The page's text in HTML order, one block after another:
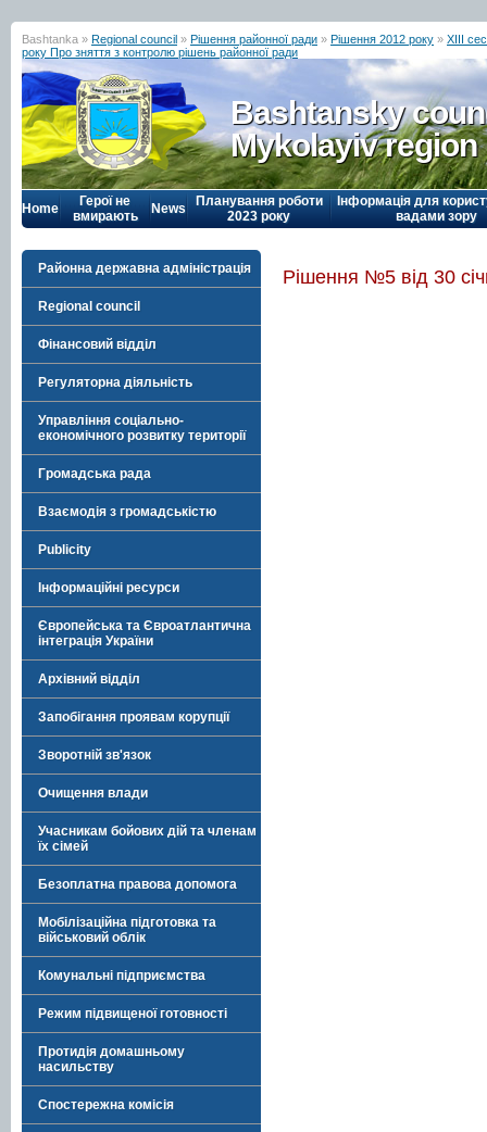
Bashtanka » Regional council » Рішення районної ради » Рішення 2012 року » ХІІІ
року Про зняття з контролю рішень районної ради
Bashtansky
Mykolayiv region
Home
Герої не
вмирають
News
Планування роботи
2023 року
Інформація для
вадами зору
Районна державна адміністрація
Regional council
Фінансовий відділ
Регуляторна діяльність
Управління соціально-
економічного розвитку території
Громадська рада
Взаємодія з громадськістю
Publicity
Інформаційні ресурси
Європейська та Євроатлантична
інтеграція України
Архівний відділ
Запобігання проявам корупції
Зворотній зв'язок
Очищення влади
Учасникам бойових дій та членам
їх сімей
Безоплатна правова допомога
Мобілізаційна підготовка та
військовий облік
Комунальні підприємства
Режим підвищеної готовності
Протидія домашньому
насильству
Спостережна комісія
Рішення №5 від 30